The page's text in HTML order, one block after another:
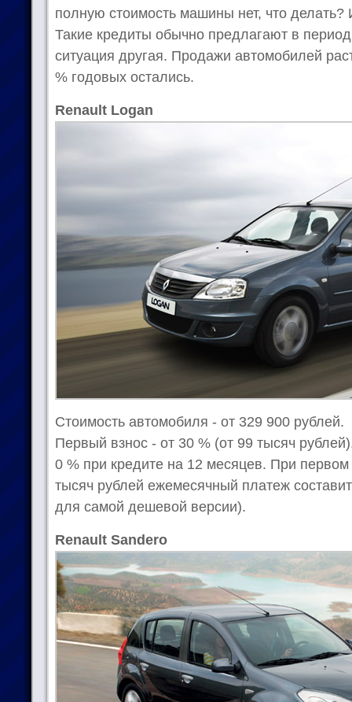
полную стоимость машины нет, что делать?
Такие кредиты обычно предлагают в
ситуация другая. Продажи автомобилей
% годовых остались.
Renault Logan
Стоимость автомобиля - от 329 900 рублей.
Первый взнос - от 30 % (от 99 тысяч
0 % при кредите на 12 месяцев. При
тысяч рублей ежемесячный платеж
для самой дешевой версии).
Renault Sandero